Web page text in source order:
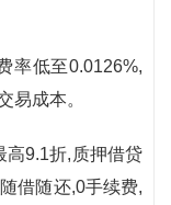
率低至0.0126%,
易成本。
高9.1折,质押借贷
借随还,0手续费,